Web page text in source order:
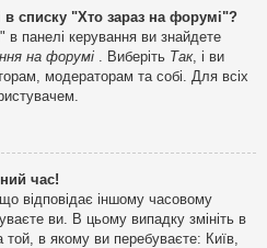
списку "Хто зараз на форумі"?
в панелі керування ви знайдете
на форумі . Виберіть Так, і ви
модераторам та собі. Для всіх
час!
відповідає іншому часовому
ви. В цьому випадку змініть в
в якому ви перебуваєте: Київ,